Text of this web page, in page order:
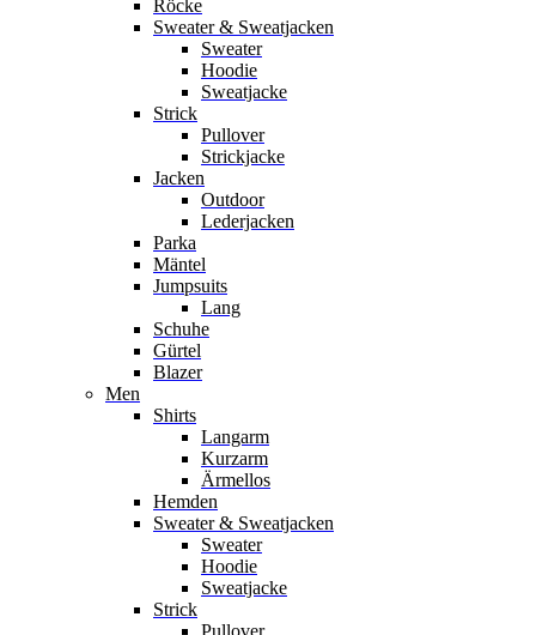
Röcke
Sweater & Sweatjacken
Sweater
Hoodie
Sweatjacke
Strick
Pullover
Strickjacke
Jacken
Outdoor
Lederjacken
Parka
Mäntel
Jumpsuits
Lang
Schuhe
Gürtel
Blazer
Men
Shirts
Langarm
Kurzarm
Ärmellos
Hemden
Sweater & Sweatjacken
Sweater
Hoodie
Sweatjacke
Strick
Pullover